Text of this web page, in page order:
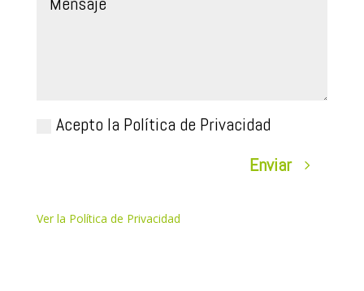
Acepto la Política de Privacidad
Enviar
Ver la Política de Privacidad